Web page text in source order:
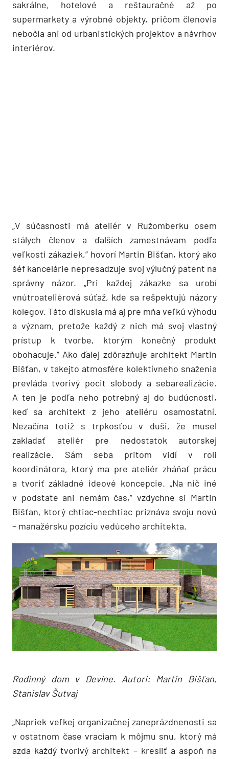
sakrálne, hotelové a reštauračné až po
supermarkety a výrobné objekty, pričom členovia
nebočia ani od urbanistických projektov a návrhov
interiérov.
„V súčasnosti má ateliér v Ružomberku osem
stálych členov a ďalších zamestnávam podľa
veľkosti zákaziek,“ hovorí Martin Bišťan, ktorý ako
šéf kancelárie nepresadzuje svoj výlučný patent na
správny názor. „Pri každej zákazke sa urobí
vnútroateliérová súťaž, kde sa rešpektujú názory
kolegov. Táto diskusia má aj pre mňa veľkú výhodu
a význam, pretože každý z nich má svoj vlastný
prístup k tvorbe, ktorým konečný produkt
obohacuje.“ Ako ďalej zdôrazňuje architekt Martin
Bišťan, v takejto atmosfére kolektívneho snaženia
prevláda tvorivý pocit slobody a sebarealizácie.
A ten je podľa neho potrebný aj do budúcnosti,
keď sa architekt z jeho ateliéru osamostatní.
Nezačína totiž s trpkosťou v duši, že musel
zakladať ateliér pre nedostatok autorskej
realizácie. Sám seba pritom vidí v roli
koordinátora, ktorý ma pre ateliér zháňať prácu
a tvoriť základné ideové koncepcie. „Na nič iné
v podstate ani nemám čas,“ vzdychne si Martin
Bišťan, ktorý chtiac-nechtiac priznáva svoju novú
– manažérsku pozíciu vedúceho architekta.
Rodinný dom v Devíne. Autori: Martin Bišťan,
Stanislav Šutvaj
„Napriek veľkej organizačnej zaneprázdnenosti sa
v ostatnom čase vraciam k môjmu snu, ktorý má
azda každý tvorivý architekt – kresliť a aspoň na